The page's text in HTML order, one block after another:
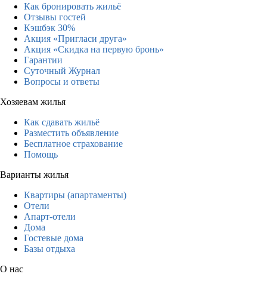
Как бронировать жильё
Отзывы гостей
Кэшбэк 30%
Акция «Пригласи друга»
Акция «Скидка на первую бронь»
Гарантии
Суточный Журнал
Вопросы и ответы
Хозяевам жилья
Как сдавать жильё
Разместить объявление
Бесплатное страхование
Помощь
Варианты жилья
Квартиры (апартаменты)
Отели
Апарт-отели
Дома
Гостевые дома
Базы отдыха
О нас